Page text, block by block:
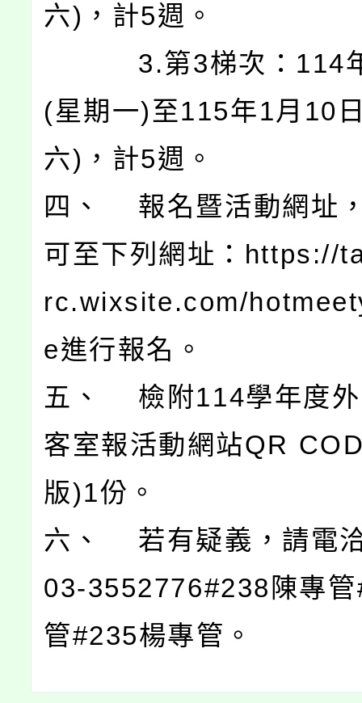
六)，計5週。
3.第3梯次：114年
(星期一)至115年1月10
六)，計5週。
四、 報名暨活動網址
可至下列網址：https://
rc.wixsite.com/
e進行報名。
五、 檢附114學年度外
客室報活動網站QR
版)1份。
六、 若有疑義，請電
03-3552776#238陳專
管#235楊專管。